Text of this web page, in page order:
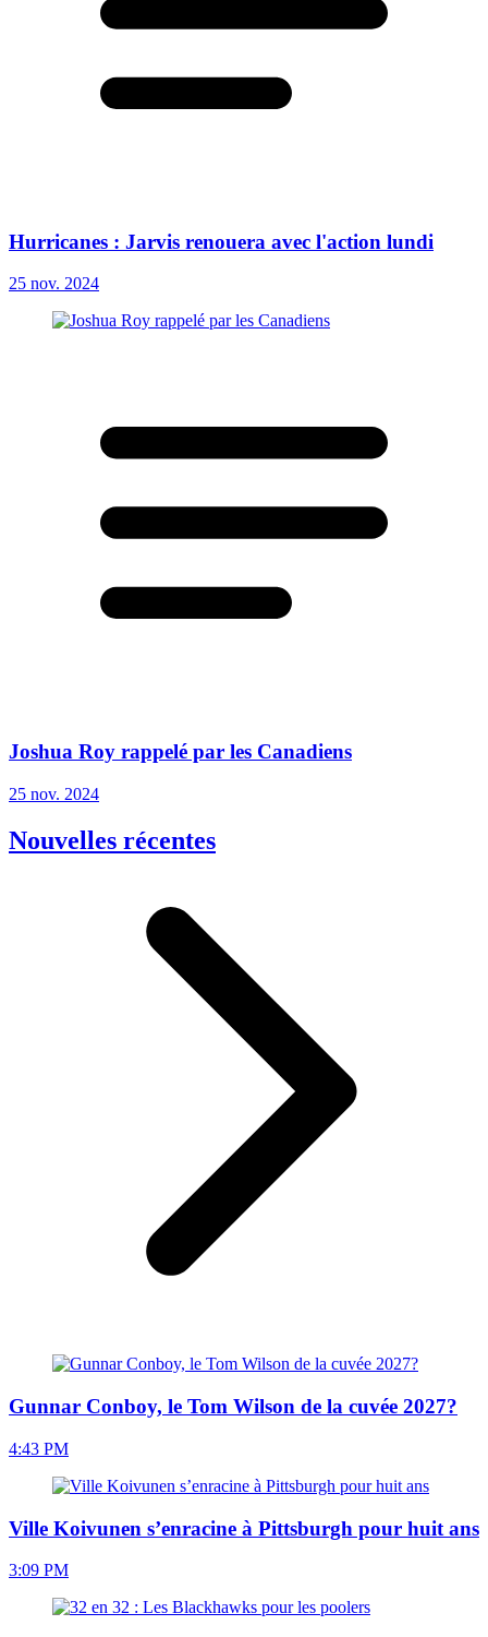
Hurricanes : Jarvis renouera avec l'action lundi
25 nov. 2024
Joshua Roy rappelé par les Canadiens
25 nov. 2024
Nouvelles récentes
Gunnar Conboy, le Tom Wilson de la cuvée 2027?
4:43 PM
Ville Koivunen s’enracine à Pittsburgh pour huit ans
3:09 PM